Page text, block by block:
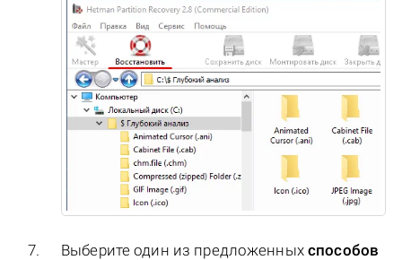
Выберите один из предложенных способов